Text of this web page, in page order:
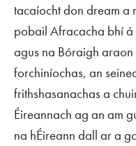
tacaíocht don dream a
pobail Afracacha bhí
agus na Bóraigh araon
forchiníochas, an
frithshasanachas a
Éireannach ag an am
na hÉireann dall ar a